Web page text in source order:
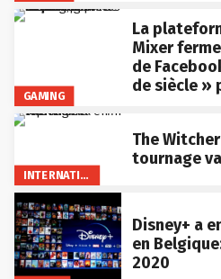
GAMING
La
Mixer
de
de siècle »
INTERNATIONAL
The
tournage
Disney+ a
en
2020